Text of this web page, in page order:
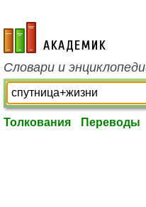
academic.ru
Словари и
Толкования Переводы